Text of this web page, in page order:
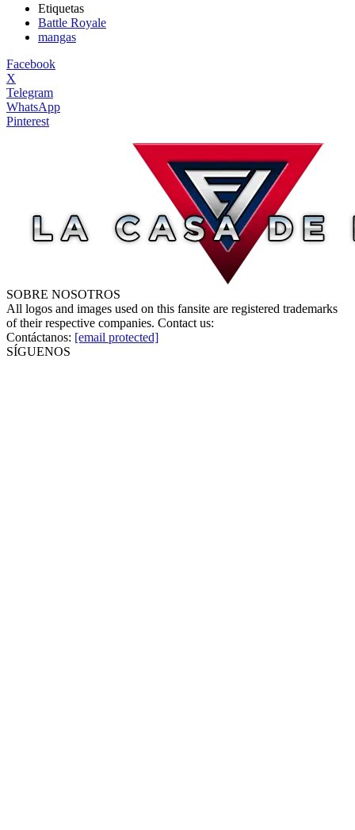
Etiquetas
Battle Royale
mangas
Facebook
X
Telegram
WhatsApp
Pinterest
SOBRE NOSOTROS
All logos and images used on this fansite are registered trademarks
of their respective companies. Contact us:
Contáctanos: [email protected]
SÍGUENOS